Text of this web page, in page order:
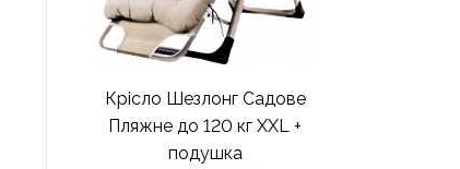
Крісло Шезлонг Садове
Пляжне до 120 кг XXL +
подушка